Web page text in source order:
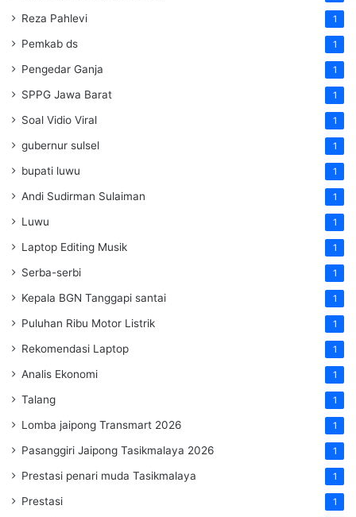
Reza Pahlevi 1
Pemkab ds 1
Pengedar Ganja 1
SPPG Jawa Barat 1
Soal Vidio Viral 1
gubernur sulsel 1
bupati luwu 1
Andi Sudirman Sulaiman 1
Luwu 1
Laptop Editing Musik 1
Serba-serbi 1
Kepala BGN Tanggapi santai 1
Puluhan Ribu Motor Listrik 1
Rekomendasi Laptop 1
Analis Ekonomi 1
Talang 1
Lomba jaipong Transmart 2026 1
Pasanggiri Jaipong Tasikmalaya 2026 1
Prestasi penari muda Tasikmalaya 1
Prestasi 1